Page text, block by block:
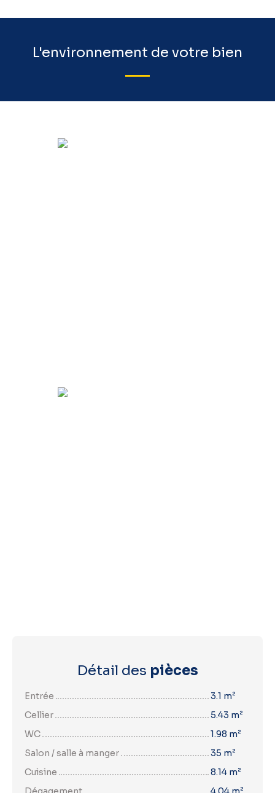
L'environnement de votre bien
Détail des pièces
Entrée
3.1 m²
Cellier
5.43 m²
WC
1.98 m²
Salon / salle à manger
35 m²
Cuisine
8.14 m²